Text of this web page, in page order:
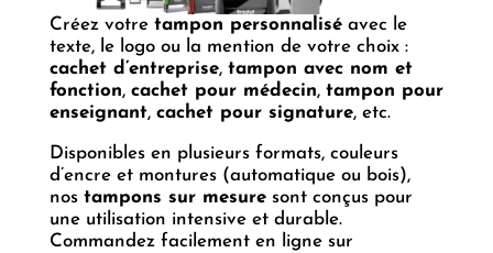
Créez votre tampon personnaliséavec le
texte, le logo ou la mention de votre choix :
cachet d’entreprise, tampon avec nom et
fonction, cachet pour médecin, tampon pour
enseignant, cachet pour signature, etc.
Disponibles en plusieurs formats, couleurs
d’encre et montures (automatique ou bois),
nos tampons sur mesuresont conçus pour
une utilisation intensive et durable.
Commandez facilement en ligne sur